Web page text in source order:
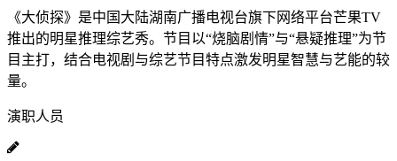
《大侦探》是中国大陆湖南广播电视台旗下网络平台芒果TV
推出的明星推理综艺秀。节目以“烧脑剧情”与“悬疑推理”为节
目主打，结合电视剧与综艺节目特点激发明星智慧与艺能的较
量。
演职人员